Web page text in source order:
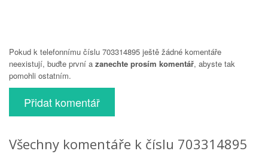
Pokud k telefonnímu číslu 703314895 ještě žádné komentáře
neexistují, buďte první a zanechte prosím komentář, abyste tak
pomohli ostatním.
Přidat komentář
Všechny komentáře k číslu 703314895